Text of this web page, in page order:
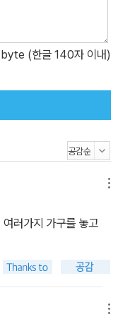
(한글 140자 이내)
러가지 가구를 놓고